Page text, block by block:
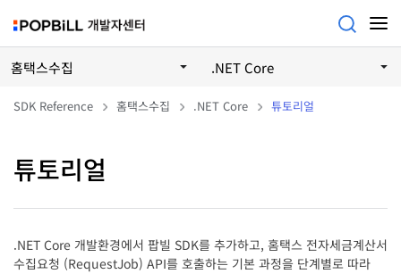
홈택스수집 .NET Core
SDK Reference 홈택스수집 .NET Core 튜토리얼
튜토리얼
.NET Core 개발환경에서 팝빌 SDK를 추가하고, 홈택스 전자세금계산서
수집요청 (RequestJob) API를 호출하는 기본 과정을 단계별로 따라